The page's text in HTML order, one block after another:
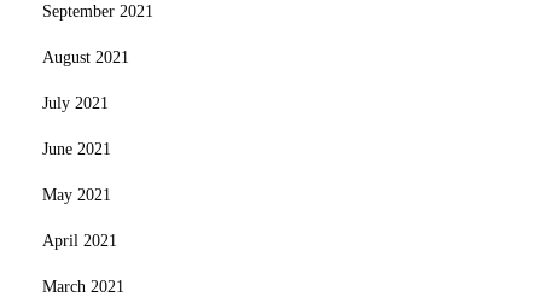
September 2021
August 2021
July 2021
June 2021
May 2021
April 2021
March 2021